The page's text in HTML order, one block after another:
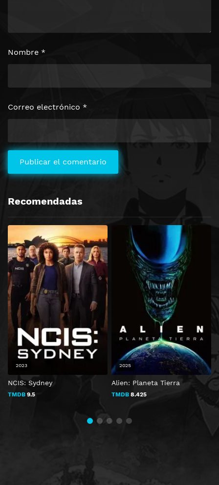
Nombre *
Correo electrónico *
Recomendadas
NCIS: Sydney
TMDB 9.5
2023
Alien: Planeta Tierra
TMDB 8.425
2025